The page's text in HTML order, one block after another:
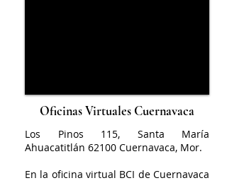
Oficinas Virtuales Cuernavaca
Los Pinos 115, Santa María
Ahuacatitlán 62100 Cuernavaca, Mor.
En la oficina virtual BCI de Cuernavaca